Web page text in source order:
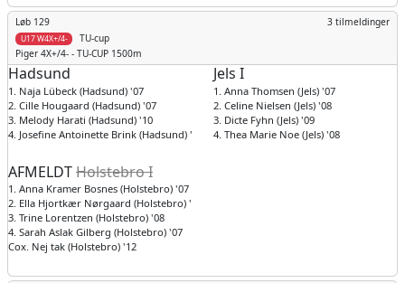
Løb 129
TU-cup
3 tilmeldinger
U17 W4X+/4-
Piger 4X+/4- - TU-CUP 1500m
Hadsund
1. Naja Lübeck (Hadsund) '07
2. Cille Hougaard (Hadsund) '07
3. Melody Harati (Hadsund) '10
4. Josefine Antoinette Brink (Hadsund) '07
Jels I
1. Anna Thomsen (Jels) '07
2. Celine Nielsen (Jels) '08
3. Dicte Fyhn (Jels) '09
4. Thea Marie Noe (Jels) '08
AFMELDTHolstebro I
1. Anna Kramer Bosnes (Holstebro) '07
2. Ella Hjortkær Nørgaard (Holstebro) '07
3. Trine Lorentzen (Holstebro) '08
4. Sarah Aslak Gilberg (Holstebro) '07
Cox. Nej tak (Holstebro) '12